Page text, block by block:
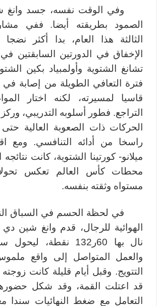
وفي الوقت نفسه، جسد
الصمود بطريقته أيضا.
ففي
الثالثة هذا العام، بدا أكثر
الإخفاق في الدورتين السابقتين في
تشانغ الشتوية وأولمبياد بكين
فترة التعافي الطويلة من إصابة في
قاسيا لمسيرته، لكنه اختار
التراجع. فطور أسلوبه التدريبي،
الحركات ذات الصعوبة العالية
راسخا من أدائه التنافسي. ومع
ميلانو- كورتينا الشتوية، كانت
محطات كأس العالم تعكس
مستواه وثقته بنفسه.
في لحظة الحسم في السباق
الهوائية للرجال، قدم وانغ شين
نال بها 60ر132 نقطة،
والعمل المتواصل إلى واقع
التتويج. وقبل أيام قليلة كانت
قد اعتلت القمة، وقد شكل
التعامل مع ضغط النهائيات سندا